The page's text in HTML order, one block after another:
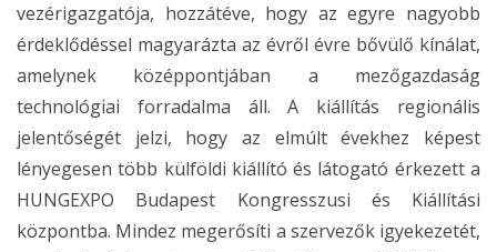
vezérigazgatója, hozzátéve, hogy az egyre nagyobb
érdeklődéssel magyarázta az évről évre bővülő kínálat,
amelynek középpontjában a mezőgazdaság
technológiai forradalma áll. A kiállítás regionális
jelentőségét jelzi, hogy az elmúlt évekhez képest
lényegesen több külföldi kiállító és látogató érkezett a
HUNGEXPO Budapest Kongresszusi és Kiállítási
központba. Mindez megerősíti a szervezők igyekezetét,